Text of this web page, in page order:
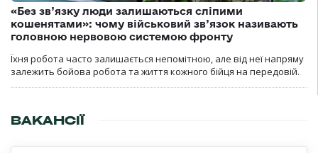
«Без зв’язку люди залишаються сліпими
кошенятами»: чому військовий зв’язок називають
головною нервовою системою фронту
Їхня робота часто залишається непомітною, але від неї напряму
залежить бойова робота та життя кожного бійця на передовій.
ВАКАНСІЇ